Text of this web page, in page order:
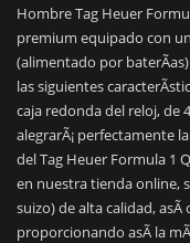
Hombre Tag Heuer
premium equipado con
(alimentado por
las siguientes
caja redonda del reloj, de
alegrarÃ¡ perfectamente
del Tag Heuer Formula 1
en nuestra tienda online,
suizo) de alta calidad,
proporcionando asÃ­ la